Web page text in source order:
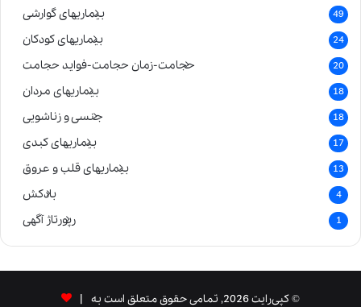
بیماریهای گوارشی 49
بیماریهای کودکان 24
حجامت-زمان حجامت-فواید حجامت 20
بیماریهای مردان 18
جنسی و زناشویی 18
بیماریهای کبدی 17
بیماریهای قلب و عروق 13
بادکش 4
رپورتاژ آگهی 1
© کپی‌رایت 2026, تمامی حقوق متعلق است به |